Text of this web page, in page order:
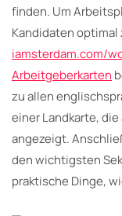
finden. Um
Kandidaten optimal
iamsterdam.com/
Arbeitgeberkarten
zu allen
einer Landkarte,
angezeigt.
den wichtigsten
praktische Dinge,